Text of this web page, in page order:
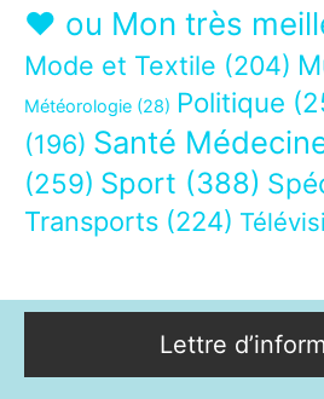
❤ ou Mon très
Mode et Textile (204)
Météorologie (28) Politique
(196) Santé
(259) Sport (388)
Transports (224)
Lettre